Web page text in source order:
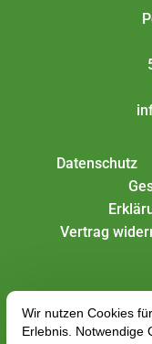
Datenschutz
Vertrag